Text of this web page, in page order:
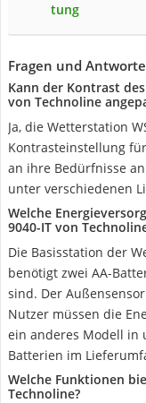
tung
Fragen und
Kann der Kontrast
von Technoline
Ja, die Wetterstation
Kontrasteinstellung
an ihre Bedürfnisse
unter verschiedenen
Welche
9040-IT von
Die Basisstation der
benötigt zwei AA-
sind. Der
Nutzer müssen die
ein anderes Modell in
Batterien im
Welche Funktionen
Technoline?